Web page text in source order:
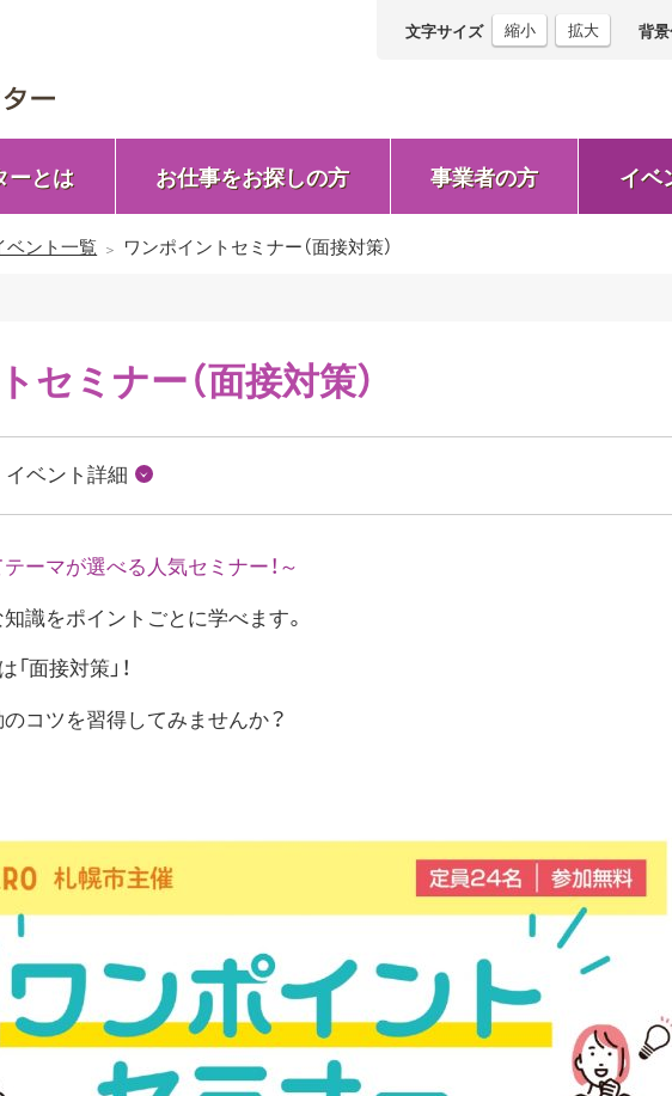
文字サイズ 縮小 拡大 背
ーとは お仕事をお探しの方 事業者の方 イベ
ベント一覧 ワンポイントセミナー（面接対策）
セミナー（面接対策）
イベント詳細
ーマが選べる人気セミナー！～
識をポイントごとに学べます。
「面接対策」！
コツを習得してみませんか？